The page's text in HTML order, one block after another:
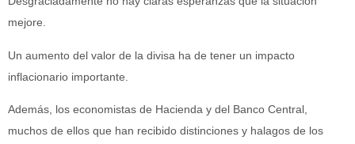
mejore.
Un aumento del valor de la divisa ha de tener un impacto
inflacionario importante.
Además, los economistas de Hacienda y del Banco Central,
muchos de ellos que han recibido distinciones y halagos de los